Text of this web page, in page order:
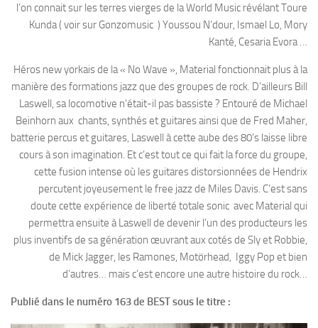
l’on connait sur les terres vierges de la World Music révélant Toure
Kunda ( voir sur Gonzomusic ) Youssou N’dour, Ismael Lo, Mory
Kanté, Cesaria Evora …
Héros new yorkais de la « No Wave », Material fonctionnait plus à la
manière des formations jazz que des groupes de rock. D’ailleurs Bill
Laswell, sa locomotive n’était-il pas bassiste ? Entouré de Michael
Beinhorn aux chants, synthés et guitares ainsi que de Fred Maher,
batterie percus et guitares, Laswell à cette aube des 80’s laisse libre
cours à son imagination. Et c’est tout ce qui fait la force du groupe,
cette fusion intense où les guitares distorsionnées de Hendrix
percutent joyeusement le free jazz de Miles Davis. C’est sans
doute cette expérience de liberté totale sonic avec Material qui
permettra ensuite à Laswell de devenir l’un des producteurs les
plus inventifs de sa génération œuvrant aux cotés de Sly et Robbie,
de Mick Jagger, les Ramones, Motörhead, Iggy Pop et bien
d’autres… mais c’est encore une autre histoire du rock…
Publié dans le numéro 163 de BEST sous le titre :